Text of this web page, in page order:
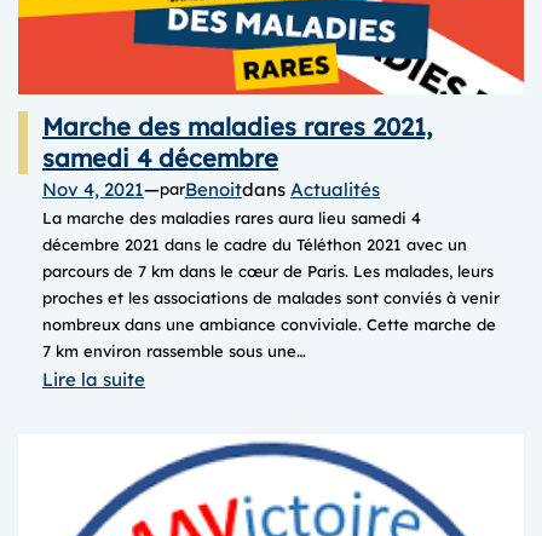
Marche des maladies rares 2021,
samedi 4 décembre
Nov 4, 2021—parBenoitdans Actualités
La marche des maladies rares aura lieu samedi 4
décembre 2021 dans le cadre du Téléthon 2021 avec un
parcours de 7 km dans le cœur de Paris. Les malades, leurs
proches et les associations de malades sont conviés à venir
nombreux dans une ambiance conviviale. Cette marche de
7 km environ rassemble sous une…
Lire la suite:
maladies
rares
2021,